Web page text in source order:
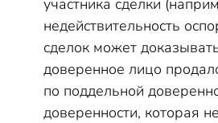
участника сделки
недействительность
сделок может
доверенное лицо
по поддельной
доверенности, которая